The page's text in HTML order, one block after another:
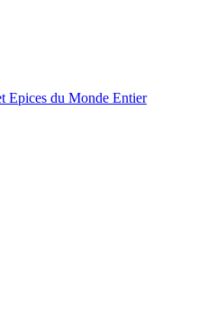
Epices du Monde Entier